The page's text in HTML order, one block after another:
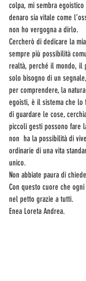
colpa, mi sembra
denaro sia vitale come
non ho vergogna a dirlo.
Cercherò di dedicare la
sempre più possibilità
realtà, perché il mondo, il
solo bisogno di un
per comprendere, la
egoisti, è il sistema che lo
di guardare le cose,
piccoli gesti possono fare
non  ha la possibilità di
ordinarie di una vita
unico.
Non abbiate paura di
Con questo cuore che
nel petto grazie a tutti.
Enea Loreta Andrea.